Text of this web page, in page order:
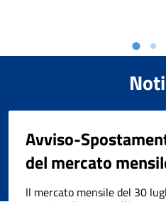
Avviso-
del mercato
2026
Il mercato mensile del 30